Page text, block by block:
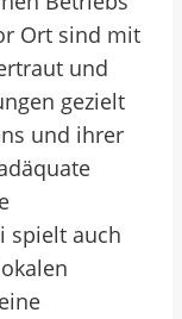
Ort sind mit
und
gezielt
und ihrer
spielt auch